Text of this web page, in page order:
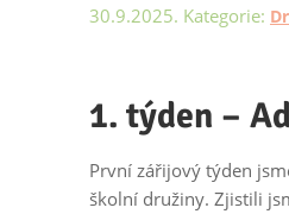
30.9.2025. Kategorie:
1. týden –
První zářijový týden
školní družiny. Zjistili